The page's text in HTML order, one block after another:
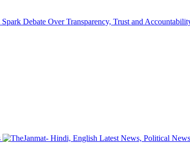
Debate Over Transparency, Trust and